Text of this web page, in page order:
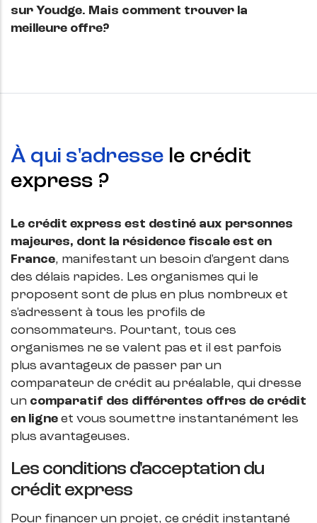
sur Youdge. Mais comment trouver la
meilleure offre?
À qui s'adresse le crédit
express ?
Le crédit express est destiné aux personnes
majeures, dont la résidence fiscale est en
France, manifestant un besoin d'argent dans
des délais rapides. Les organismes qui le
proposent sont de plus en plus nombreux et
s'adressent à tous les profils de
consommateurs. Pourtant, tous ces
organismes ne se valent pas et il est parfois
plus avantageux de passer par un
comparateur de crédit au préalable, qui dresse
un comparatif des différentes offres de crédit
en ligne et vous soumettre instantanément les
plus avantageuses.
Les conditions d'acceptation du
crédit express
Pour financer un projet, ce crédit instantané